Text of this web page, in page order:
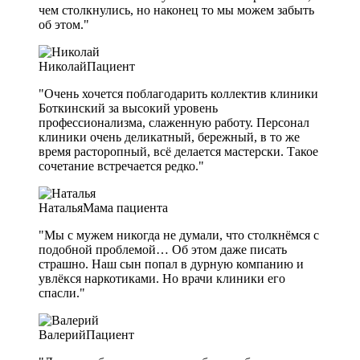
чем столкнулись, но наконец то мы можем забыть
об этом."
НиколайПациент
"Очень хочется поблагодарить коллектив клиники
Боткинский за высокий уровень
профессионализма, слаженную работу. Персонал
клиники очень деликатный, бережный, в то же
время расторопный, всё делается мастерски. Такое
сочетание встречается редко."
НатальяМама пациента
"Мы с мужем никогда не думали, что столкнёмся с
подобной проблемой… Об этом даже писать
страшно. Наш сын попал в дурную компанию и
увлёкся наркотиками. Но врачи клиники его
спасли."
ВалерийПациент